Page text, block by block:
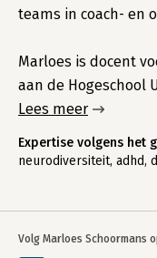
Volg Marloes Schoormans
teams in coach- en
Marloes is docent
aan de Hogeschool
Lees meer
Expertise volgens het
neurodiversiteit, adhd,